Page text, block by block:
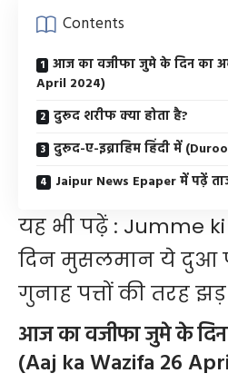
Contents
आज का वजीफा जुमे के दिन का
April 2024)
दुरूद शरीफ क्या होता है?
दुरूद-ए-इब्राहिम हिंदी में
Jaipur News Epaper में पढ़ें
यह भी पढ़ें : Jumme
दिन मुसलमान ये दुआ
गुनाह पत्तों की तरह
आज का वजीफा जुमे के
(Aaj ka Wazifa 26